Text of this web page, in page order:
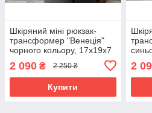
Шкіряний міні рюкзак-
трансформер "Венеція"
чорного кольору, 17х19х7
2 090 ₴ 2 250 ₴
Купити
2